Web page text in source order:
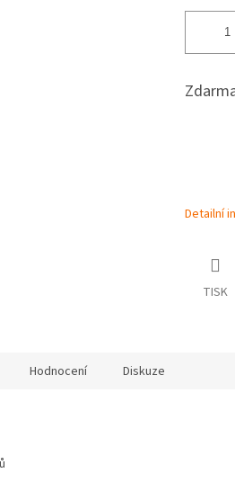
Detailní
TISK
Hodnocení Diskuze